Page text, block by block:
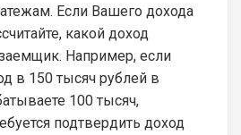
Если Вашего дохода
какой доход
Например, если
в 150 тысяч рублей в
100 тысяч,
подтвердить доход